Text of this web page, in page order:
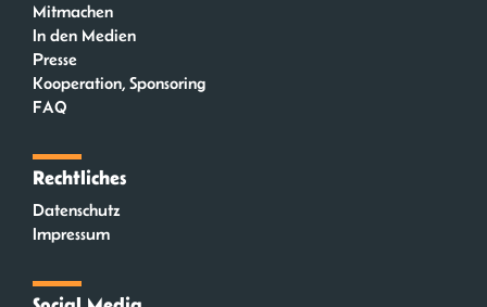
Mitmachen
In den Medien
Presse
Kooperation, Sponsoring
FAQ
Rechtliches
Datenschutz
Impressum